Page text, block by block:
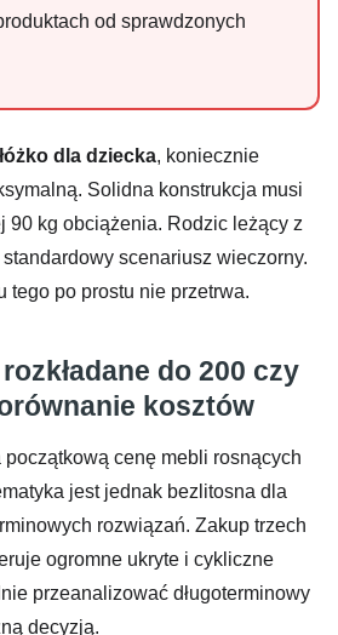
od sprawdzonych
dla dziecka, koniecznie
Solidna konstrukcja musi
90 kg obciążenia. Rodzic leżący z
scenariusz wieczorny.
tego po prostu nie przetrwa.
do 200 czy
kosztów
cenę mebli rosnących
jest jednak bezlitosna dla
rozwiązań. Zakup trzech
ogromne ukryte i cykliczne
przeanalizować długoterminowy
decyzją.